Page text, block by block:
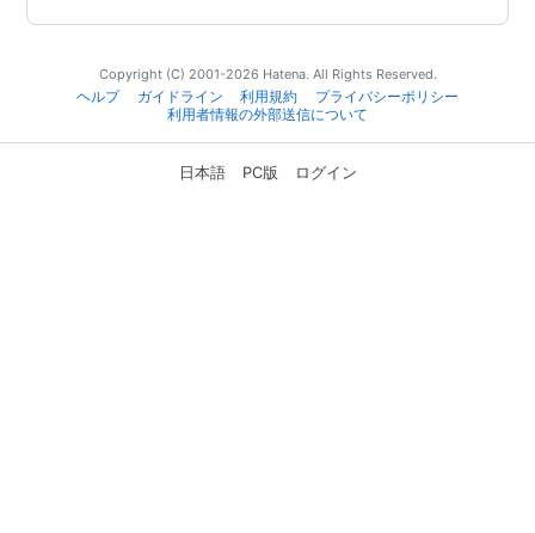
Copyright (C) 2001-2026 Hatena. All Rights Reserved.
ヘルプ
ガイドライン 利用規約
プライバシーポリシー
利用者情報の外部送信について
日本語 PC版 ログイン